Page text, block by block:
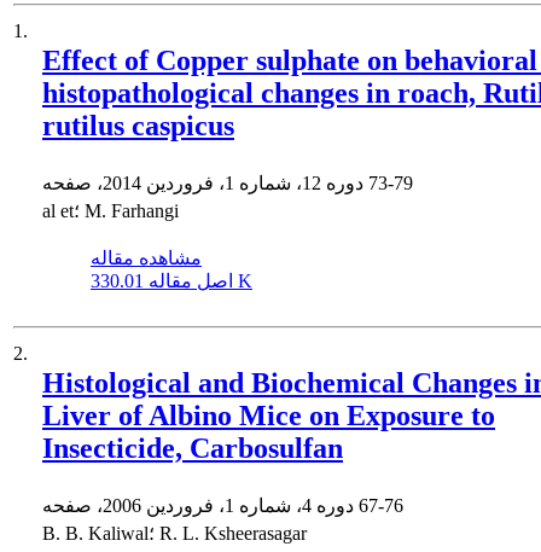
1.
Effect of Copper sulphate on
histopathological changes in roach,
rutilus caspicus
73-79
al et؛ M. Farhangi
مشاهده مقاله
اصل مقاله 330.01 K
2.
Histological and Biochemical Changes
Liver of Albino Mice on Exposure to
Insecticide, Carbosulfan
67-76
B. B. Kaliwal؛ R. L. Ksheerasagar